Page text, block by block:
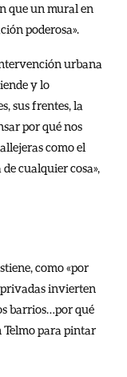
que un mural en
poderosa».
urbana
y lo
sus frentes, la
por qué nos
como el
cualquier cosa»,
como «por
invierten
barrios…por qué
Telmo para pintar